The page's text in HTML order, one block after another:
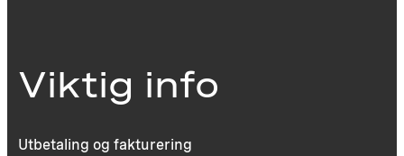
Viktig info
Utbetaling og fakturering